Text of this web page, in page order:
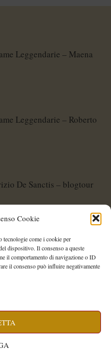
Cookie
come i cookie per
dispositivo. Il consenso a queste
il comportamento di navigazione o ID
il consenso può influire negativamente
Leggendarie – Maena
Leggendarie – Roberto
De Sanctis – blogtour
Leggendarie